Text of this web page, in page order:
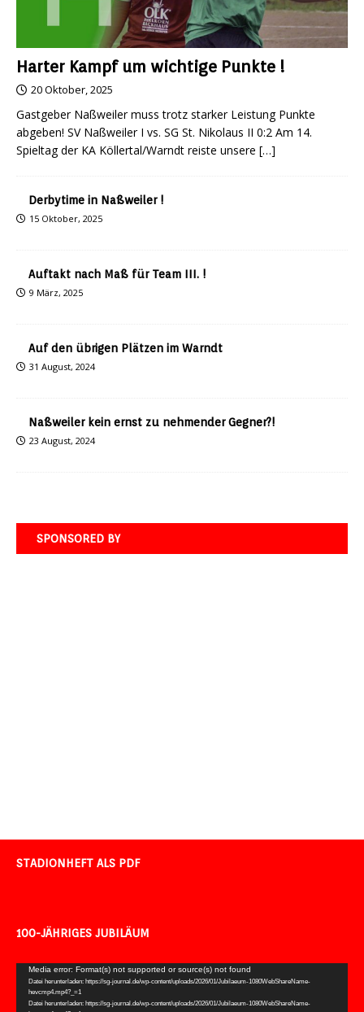
Harter Kampf um wichtige Punkte !
20 Oktober, 2025
Gastgeber Naßweiler muss trotz starker Leistung Punkte
abgeben! SV Naßweiler I vs. SG St. Nikolaus II 0:2 Am 14.
Spieltag der KA Köllertal/Warndt reiste unsere […]
Derbytime in Naßweiler !
15 Oktober, 2025
Auftakt nach Maß für Team III. !
9 März, 2025
Auf den übrigen Plätzen im Warndt
31 August, 2024
Naßweiler kein ernst zu nehmender Gegner?!
23 August, 2024
SPONSORED BY
STADIONHEFT ALS PDF
100-JÄHRIGES JUBILÄUM
Video-
Player
Media error: Format(s) not supported or source(s) not found
Datei herunterladen: https://sg-journal.de/wp-content/uploads/2026/01/Jubilaeum-1080WebShareName-
hevcmp4.mp4?_=1
Datei herunterladen: https://sg-journal.de/wp-content/uploads/2026/01/Jubilaeum-1080WebShareName-